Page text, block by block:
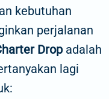
kebutuhan
perjalanan
Drop adalah
lagi